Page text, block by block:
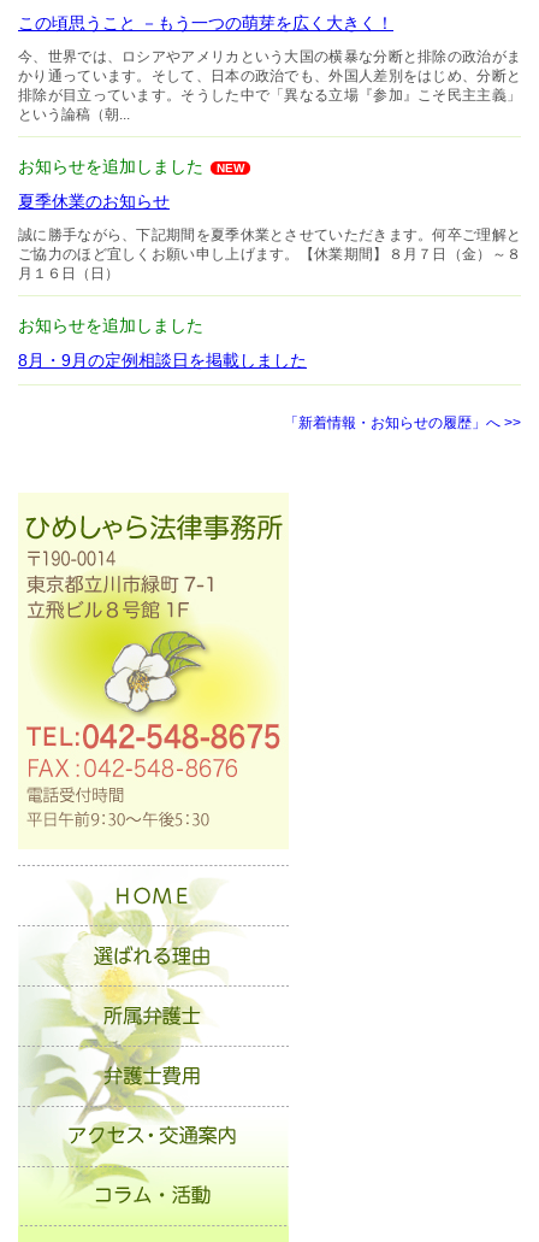
この頃思うこと －もう一つの萌芽を広く大きく！
今、世界では、ロシアやアメリカという大国の横暴な分断と排除の政治がま
かり通っています。そして、日本の政治でも、外国人差別をはじめ、分断と
排除が目立っています。そうした中で「異なる立場『参加』こそ民主主義」
という論稿（朝...
お知らせを追加しました NEW
夏季休業のお知らせ
誠に勝手ながら、下記期間を夏季休業とさせていただきます。何卒ご理解と
ご協力のほど宜しくお願い申し上げます。【休業期間】８月７日（金）～８
月１６日（日）
お知らせを追加しました
8月・9月の定例相談日を掲載しました
「新着情報・お知らせの履歴」へ >>